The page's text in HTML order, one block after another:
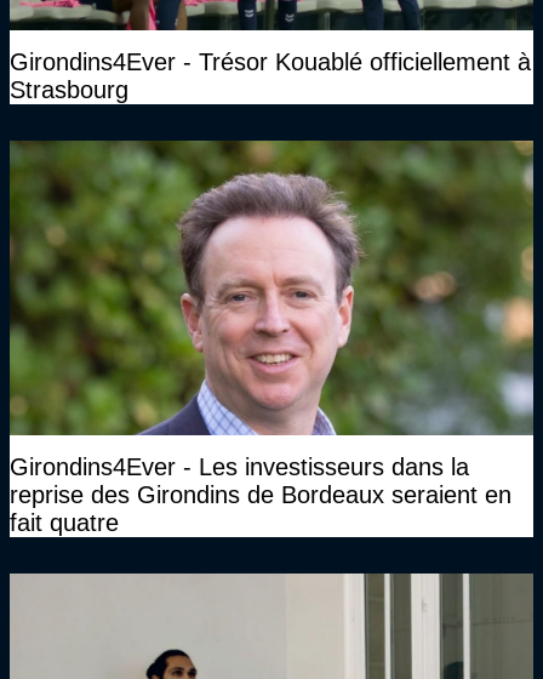
Girondins4Ever - Trésor Kouablé officiellement à
Strasbourg
Girondins4Ever - Les investisseurs dans la
reprise des Girondins de Bordeaux seraient en
fait quatre